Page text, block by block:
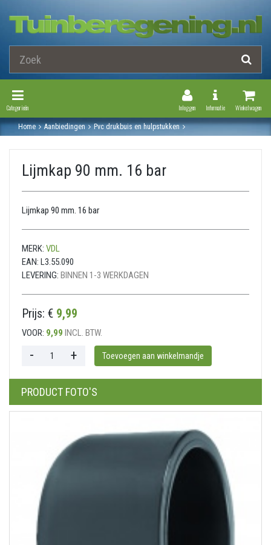
Winkelwagen
Toggle
Informatie
Inloggen
Toggle Navigation
Categorieën
Home Aanbiedingen
Pvc drukbuis en hulpstukken
Lijmkap 90 mm. 16 bar
Lijmkap 90 mm. 16 bar
MERK: VDL
EAN: L3.55.090
LEVERING: BINNEN 1-3 WERKDAGEN
Prijs: € 9,99
VOOR: 9,99 INCL. BTW.
PRODUCT FOTO'S